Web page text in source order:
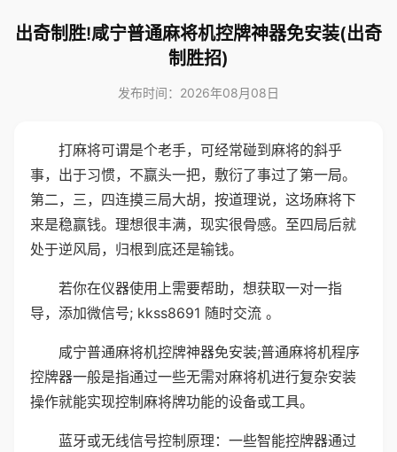
出奇制胜!咸宁普通麻将机控牌神器免安装(出奇
制胜招)
发布时间：2026年08月08日
打麻将可谓是个老手，可经常碰到麻将的斜乎
事，出于习惯，不赢头一把，敷衍了事过了第一局。
第二，三，四连摸三局大胡，按道理说，这场麻将下
来是稳赢钱。理想很丰满，现实很骨感。至四局后就
处于逆风局，归根到底还是输钱。
若你在仪器使用上需要帮助，想获取一对一指
导，添加微信号; kkss8691 随时交流 。
咸宁普通麻将机控牌神器免安装;普通麻将机程序
控牌器一般是指通过一些无需对麻将机进行复杂安装
操作就能实现控制麻将牌功能的设备或工具。
蓝牙或无线信号控制原理：一些智能控牌器通过